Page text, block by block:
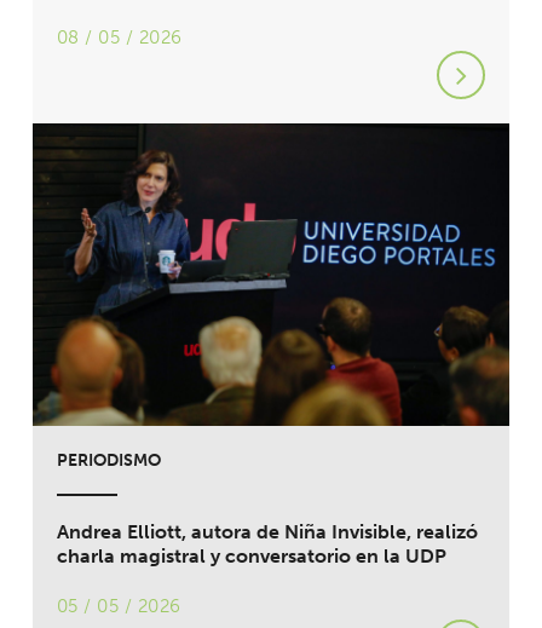
08 / 05 / 2026
PERIODISMO
Andrea Elliott, autora de Niña Invisible, realizó
charla magistral y conversatorio en la UDP
05 / 05 / 2026